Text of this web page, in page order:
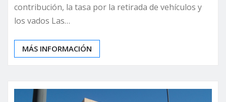
contribución, la tasa por la retirada de vehículos y
los vados Las…
MÁS INFORMACIÓN